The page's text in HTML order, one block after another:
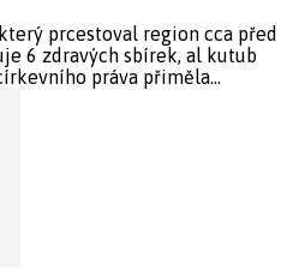
prcestoval region cca před
6 zdravých sbírek, al kutub
práva přiměla...